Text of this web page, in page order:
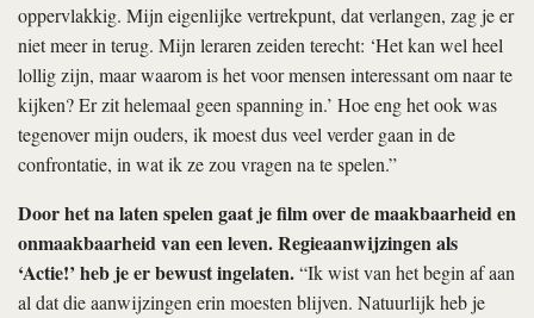
oppervlakkig. Mijn eigenlijke vertrekpunt, dat verlangen, zag je er
niet meer in terug. Mijn leraren zeiden terecht: ‘Het kan wel heel
lollig zijn, maar waarom is het voor mensen interessant om naar te
kijken? Er zit helemaal geen spanning in.’ Hoe eng het ook was
tegenover mijn ouders, ik moest dus veel verder gaan in de
confrontatie, in wat ik ze zou vragen na te spelen.”
Door het na laten spelen gaat je film over de maakbaarheid en
onmaakbaarheid van een leven. Regieaanwijzingen als
‘Actie!’ heb je er bewust ingelaten.“Ik wist van het begin af aan
al dat die aanwijzingen erin moesten blijven. Natuurlijk heb je